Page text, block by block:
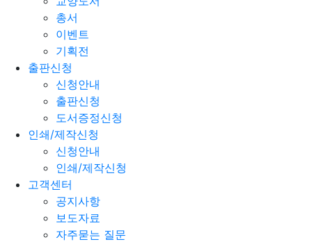
총서
이벤트
기획전
출판신청
신청안내
출판신청
도서증정신청
인쇄/제작신청
신청안내
인쇄/제작신청
고객센터
공지사항
보도자료
자주묻는 질문